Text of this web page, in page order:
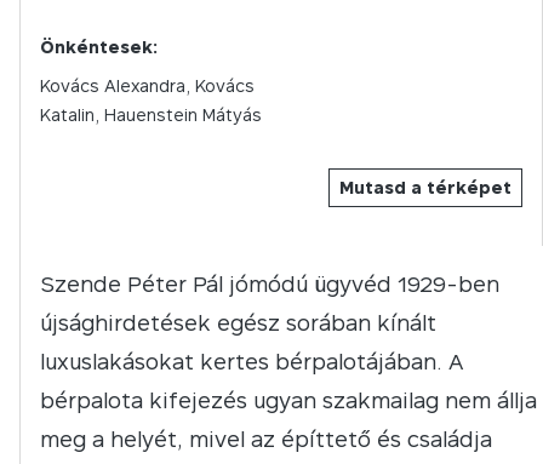
Mutasd a térképet
Önkéntesek:
Kovács Alexandra, Kovács
Katalin, Hauenstein Mátyás
Szende Péter Pál jómódú ügyvéd 1929-ben
újsághirdetések egész sorában kínált
luxuslakásokat kertes bérpalotájában. A
bérpalota kifejezés ugyan szakmailag nem állja
meg a helyét, mivel az építtető és családja